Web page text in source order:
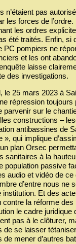
n’étaient pas
les forces de
les ordres
été traités. Enfin,
PC pompiers ne
et les ont
laisse
des investigations.
le 25 mars 2023 à
répression toujours
parvenir sur le
constructions –
antibassines de
», qui implique
plan Orsec
sanitaires à la
population passive
audio et vidéo de
d’entre nous ne
institution. Et des
la réforme
le cadre juridique
pas à le clôturer,
se laisser
de mener d’autres